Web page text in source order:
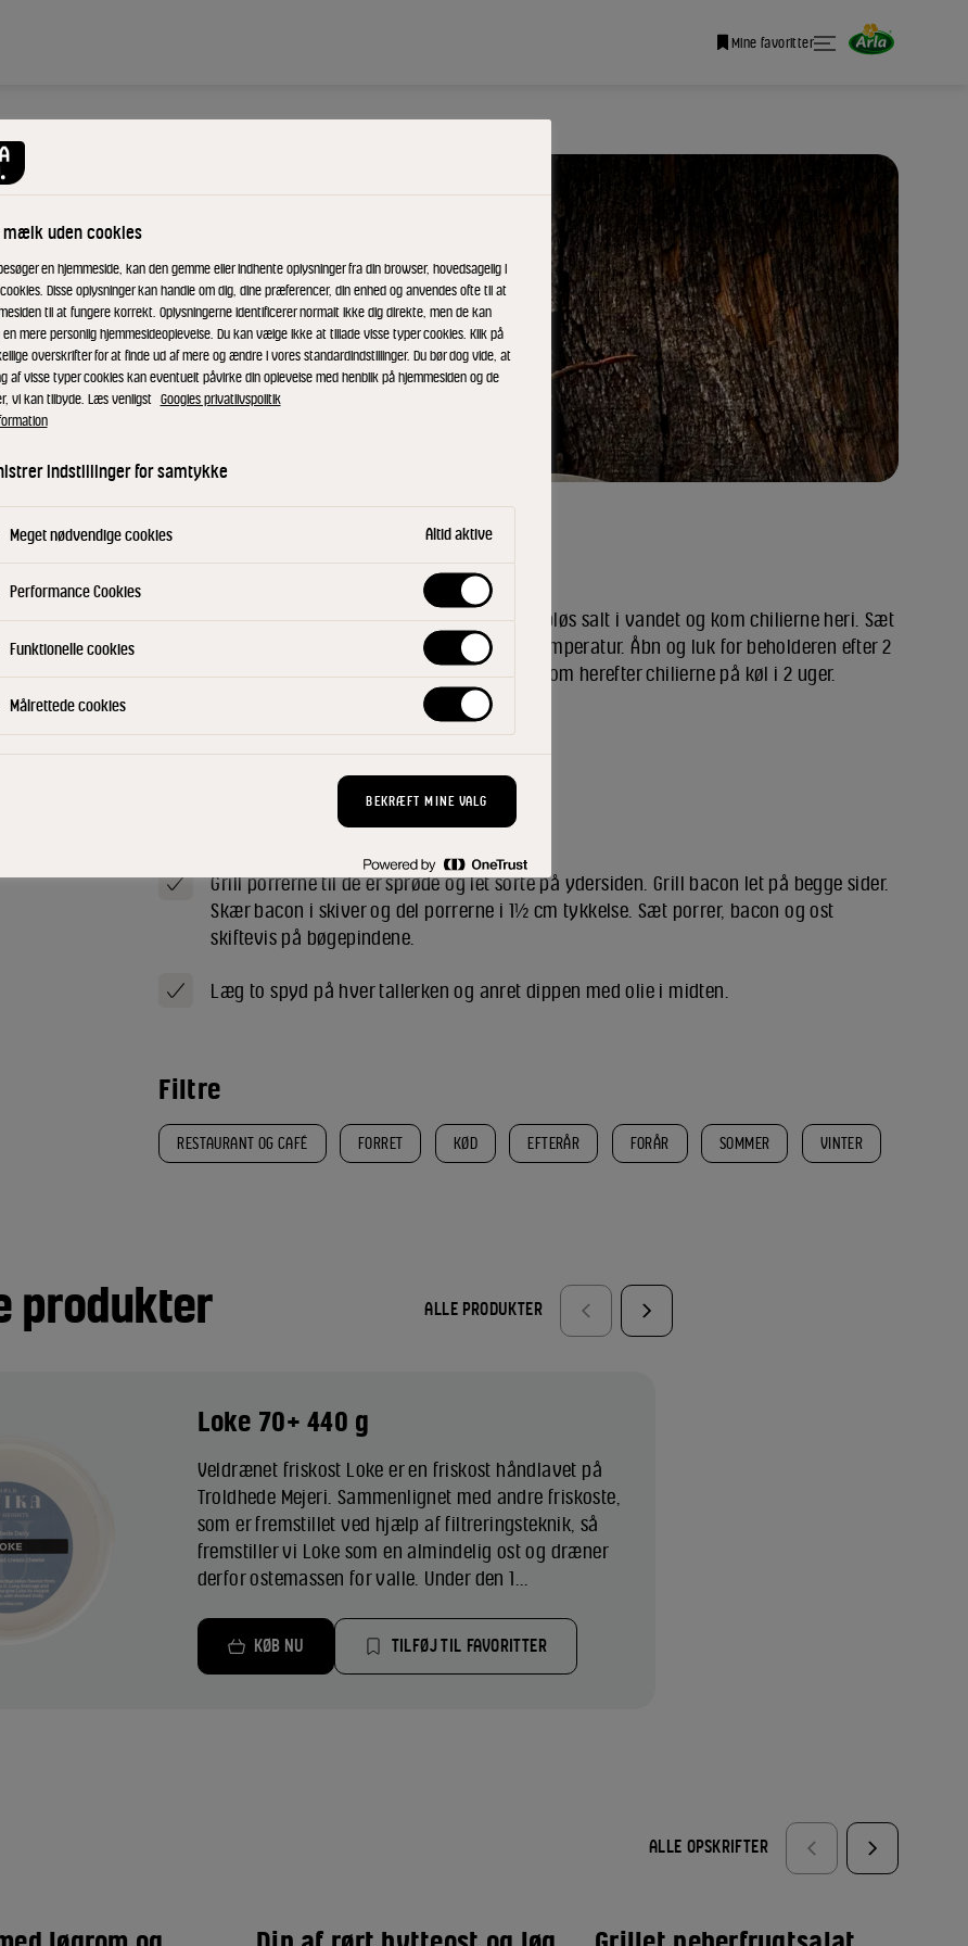
Mine favoritter
med
ost og
Fermenteret chiliolie
Del chilierne og fjern lameller og kerner. Opløs salt i vandet og kom chilierne heri. Sæt
låg på chilierne og opbevar det ved stuetemperatur. Åbn og luk for beholderen efter 2
dage. Gør dette 2 gange dagligt i 6 dage. Kom herefter chilierne på køl i 2 uger.
Blend chilierne (uden lage) med rapsolien.
Blend flødeosten med sødmælk.
Grill porrerne til de er sprøde og let sorte på ydersiden. Grill bacon let på begge sider.
Skær bacon i skiver og del porrerne i 1½ cm tykkelse. Sæt porrer, bacon og ost
skiftevis på bøgepindene.
Læg to spyd på hver tallerken og anret dippen med olie i midten.
Filtre
RESTAURANT OG CAFÉ FORRET KØD EFTERÅR FORÅR SOMMER VINTER
produkter ALLE PRODUKTER
Loke 70+ 440 g
Veldrænet friskost Loke er en friskost håndlavet på
Troldhede Mejeri. Sammenlignet med andre friskoste,
som er fremstillet ved hjælp af filtreringsteknik, så
fremstiller vi Loke som en almindelig ost og dræner
derfor ostemassen for valle. Under den 1...
KØB NU TILFØJ TIL FAVORITTER
ALLE OPSKRIFTER
mælk uden cookies
en hjemmeside, kan den gemme eller indhente oplysninger fra din browser, hovedsagelig i
Disse oplysninger kan handle om dig, dine præferencer, din enhed og anvendes ofte til at
til at fungere korrekt. Oplysningerne identificerer normalt ikke dig direkte, men de kan
en mere personlig hjemmesideoplevelse. Du kan vælge ikke at tillade visse typer cookies. Klik på
overskrifter for at finde ud af mere og ændre i vores standardindstillinger. Du bør dog vide, at
af visse typer cookies kan eventuelt påvirke din oplevelse med henblik på hjemmesiden og de
vi kan tilbyde. Læs venligst Googles privatlivspolitik
indstillinger for samtykke
Meget nødvendige cookies Altid aktive
Performance Cookies
Funktionelle cookies
Målrettede cookies
BEKRÆFT MINE VALG